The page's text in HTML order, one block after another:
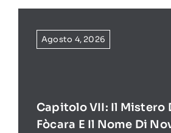
Agosto 4, 2026
Capitolo VII: Il Mistero
Fòcara E Il Nome Di